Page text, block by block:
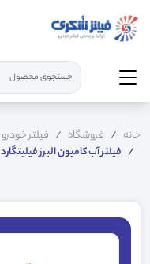
خانه فروشگاه فیلتر
فیلتر آب کامیون البرز فیلیتگارد WF2073